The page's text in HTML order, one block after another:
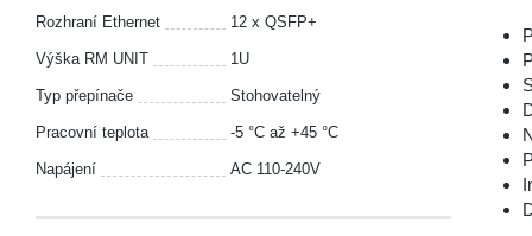
Rozhraní Ethernet 12 x QSFP+
Výška RM UNIT 1U
Typ přepínače Stohovatelný
Pracovní teplota -5 °С až +45 °С
Napájení AC 110-240V